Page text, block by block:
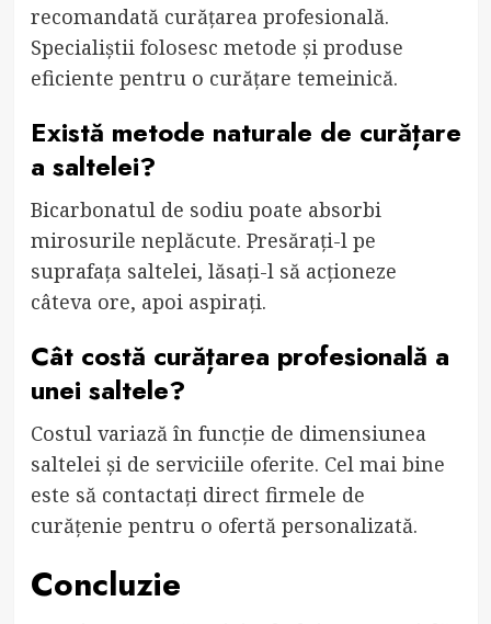
recomandată curățarea profesională.
Specialiștii folosesc metode și produse
eficiente pentru o curățare temeinică.
Există metode naturale de curățare
a saltelei?
Bicarbonatul de sodiu poate absorbi
mirosurile neplăcute. Presărați-l pe
suprafața saltelei, lăsați-l să acționeze
câteva ore, apoi aspirați.
Cât costă curățarea profesională a
unei saltele?
Costul variază în funcție de dimensiunea
saltelei și de serviciile oferite. Cel mai bine
este să contactați direct firmele de
curățenie pentru o ofertă personalizată.
Concluzie